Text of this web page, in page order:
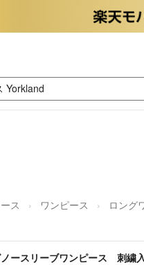
ス ワンピース ロング
ースリーブワンピース 刺繍